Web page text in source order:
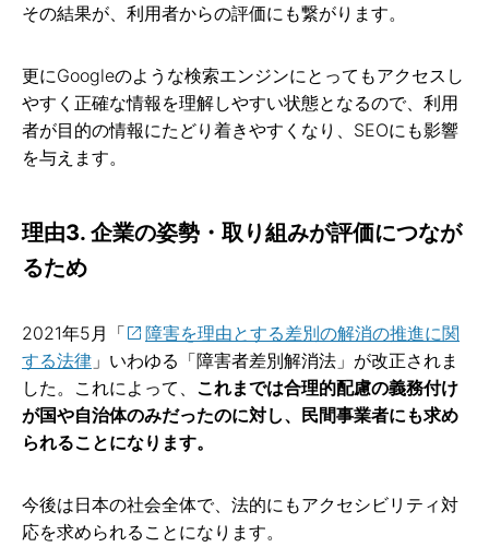
その結果が、利用者からの評価にも繋がります。
更にGoogleのような検索エンジンにとってもアクセスし
やすく正確な情報を理解しやすい状態となるので、利用
者が目的の情報にたどり着きやすくなり、SEOにも影響
を与えます。
理由3. 企業の姿勢・取り組みが評価につなが
るため
2021年5月「
障害を理由とする差別の解消の推進に関
する法律 」いわゆる「障害者差別解消法」が改正されま
した。これによって、 これまでは合理的配慮の義務付け
が国や自治体のみだったのに対し、民間事業者にも求め
られることになります。
今後は日本の社会全体で、法的にもアクセシビリティ対
応を求められることになります。